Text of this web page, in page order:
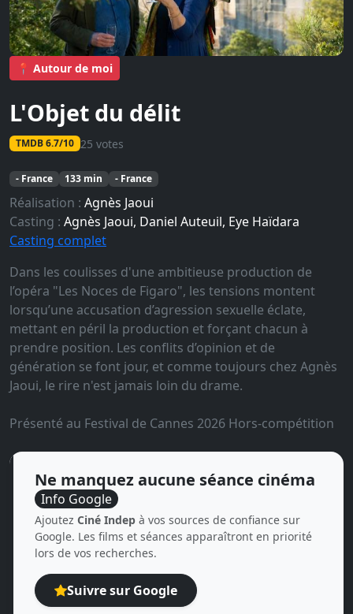
📍 Autour de moi
L'Objet du délit
TMDB 6.7/10 25 votes
- France 133 min - France
Réalisation : Agnès Jaoui
Casting : Agnès Jaoui, Daniel Auteuil, Eye Haïdara
Casting complet
Dans les coulisses d'une ambitieuse production de
l’opéra "Les Noces de Figaro", les tensions montent
lorsqu’une accusation d’agression sexuelle éclate,
mettant en péril la production et forçant chacun à
prendre position. Les conflits d’opinion et de
génération se font jour, et comme toujours chez Agnès
Jaoui, le rire n'est jamais loin du drame.
Présenté au Festival de Cannes 2026 Hors-compétition
Ne manquez aucune séance cinéma
Info Google
Ajoutez Ciné Indep à vos sources de confiance sur
Google. Les films et séances apparaîtront en priorité
lors de vos recherches.
Suivre sur Google